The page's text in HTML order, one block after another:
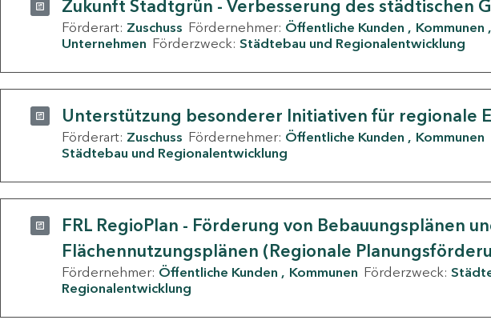
Zukunft Stadtgrün - Verbesserung des städtischen
Förderart: Zuschuss Fördernehmer: Öffentliche Kunden Kommunen
Unternehmen Förderzweck: Städtebau und Regionalentwicklung
Unterstützung besonderer Initiativen für regionale
Förderart: Zuschuss Fördernehmer: Öffentliche Kunden Kommunen
Städtebau und Regionalentwicklung
FRL RegioPlan - Förderung von Bebauungsplänen
Flächennutzungsplänen (Regionale
Fördernehmer: Öffentliche Kunden Kommunen Förderzweck:
Regionalentwicklung